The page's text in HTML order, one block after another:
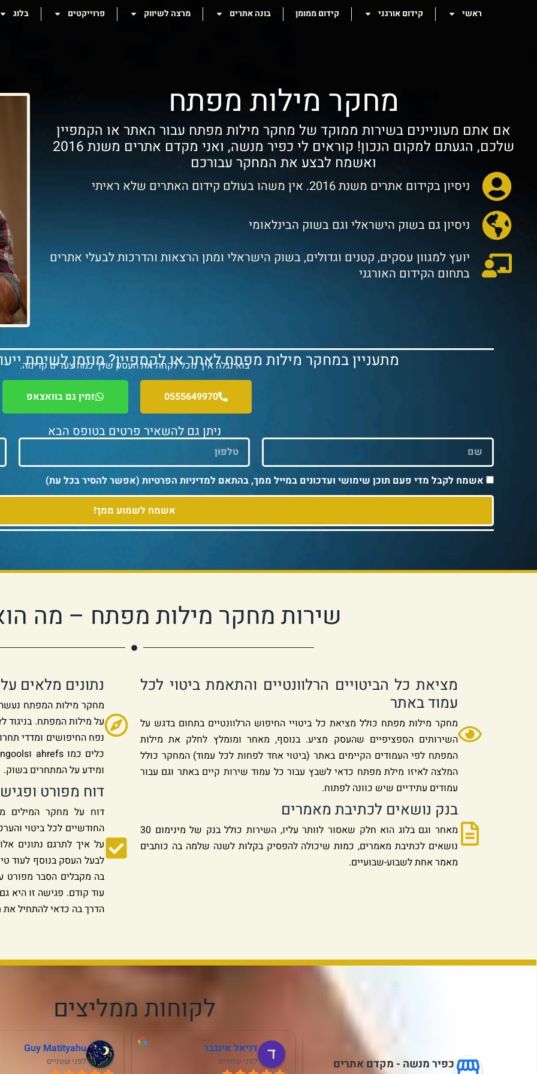
ראשי קידום אורגני קידום ממומן בונה אתרים מרצה לשיווק פרוייקטים בלוג
מחקר מילות מפתח
אם אתם מעוניינים בשירות ממוקד של מחקר מילות מפתח עבור האתר או הקמפיין
שלכם, הגעתם למקום הנכון! קוראים לי כפיר מנשה, ואני מקדם אתרים משנת 2016
ואשמח לבצע את המחקר עבורכם
ניסיון בקידום אתרים משנת 2016. אין משהו בעולם קידום האתרים שלא ראיתי
ניסיון גם בשוק הישראלי וגם בשוק הבינלאומי
יועץ למגוון עסקים, קטנים וגדולים, בשוק הישראלי ומתן הרצאות והדרכות לבעלי אתרים
בתחום הקידום האורגני
מתעניין במחקר מילות מפתח לאתר או לקמפיין? מוזמן לשיחת
בוא נגלה איך נוכל לקחת את העסק שלך כמה צעדים קדימה.
0555649970 זמין גם בוואצאפ
ניתן גם להשאיר פרטים בטופס הבא
אשמח לקבל מדי פעם תוכן שימושי ועדכונים במייל ממך, בהתאם למדיניות הפרטיות (אפשר להסיר בכל עת)
אשמח לשמוע ממך!
שירות מחקר מילות מפתח – מה
מציאת כל הביטויים הרלוונטיים והתאמת ביטוי לכל
עמוד באתר
מחקר מילות מפתח כולל מציאת כל ביטויי החיפוש הרלוונטיים בתחום בדגש על
השירותים הספציפיים שהעסק מציע. בנוסף, מאחר ומומלץ לחלק את מילות
המפתח לפי העמודים הקיימים באתר (ביטוי אחד לפחות לכל עמוד) המחקר כולל
המלצה לאיזו מילת מפתח כדאי לשבץ עבור כל עמוד שירות קיים באתר וגם עבור
עמודים עתידיים שיש כוונה לפתוח.
בנק נושאים לכתיבת מאמרים
מאחר וגם בלוג הוא חלק שאסור לוותר עליו, השירות כולל בנק של מינימום 30
נושאים לכתיבת מאמרים, כמות שיכולה להפסיק בקלות לשנה שלמה בה כותבים
מאמר אחת לשבוע-שבועיים.
נתונים מלאים
מחקר מילות המפתח נעשה
נפח החיפושים ומדדי
ומידע על המתחרים בשוק.
דוח מפורט
דוח על מחקר המילים
החודשיים לכל ביטוי
על איך לתרגם נתונים
לבעל העסק בנוסף לעוד
בה מקבלים הסבר מפורט
עוד קודם. פגישה זו היא
הדרך בה כדאי להתחיל את
לקוחות ממליצים
כפיר מנשה - מקדם אתרים
השנה שעברה
דניאל אינגבר
לפני שנתיים
Guy Matityahu
לפני שנתיים